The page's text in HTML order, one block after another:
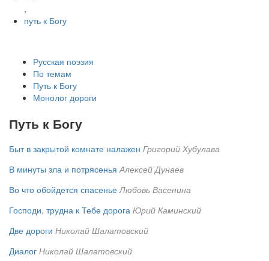
,
путь к Богу
Русская поэзия
По темам
Путь к Богу
Монолог дороги
Путь к Богу
Быт в закрытой комнате налажен Григорий Хубулава
В минуты зла и потрясенья Алексей Дунаев
Во что обойдется спасенье Любовь Васенина
Господи, трудна к Тебе дорога Юрий Каминский
Две дороги Николай Шалатовский
Диалог Николай Шалатовский